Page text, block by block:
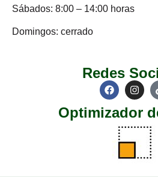
Sábados: 8:00 – 14:00 horas
Domingos: cerrado
Redes
Optimizador